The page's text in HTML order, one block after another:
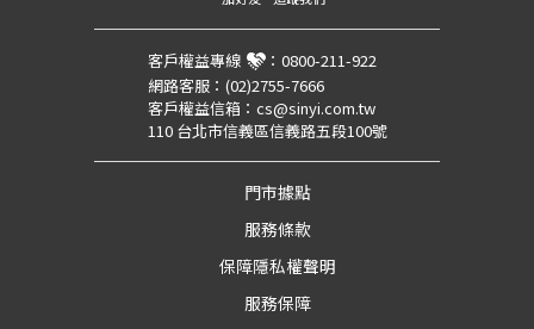
客戶權益專線 ： 0800-211-922
網路客服： (02)2755-7666
客戶權益信箱： cs@sinyi.com.tw
110 台北市信義區信義路五段100號
門市據點
服務條款
保障隱私權聲明
服務保障